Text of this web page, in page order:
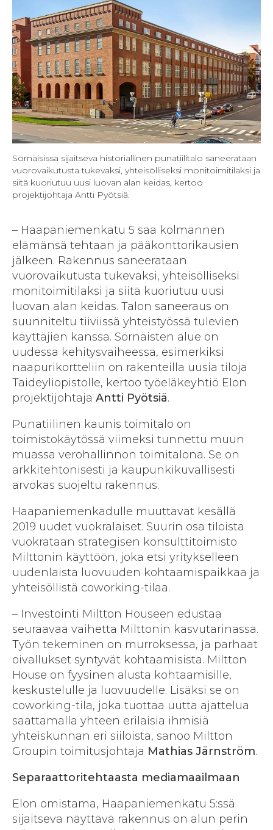
Sörnäisissä sijaitseva historiallinen punatiilitalo saneerataan
vuorovaikutusta tukevaksi, yhteisölliseksi monitoimitilaksi ja
siitä kuoriutuu uusi luovan alan keidas, kertoo
projektijohtaja Antti Pyötsiä.
– Haapaniemenkatu 5 saa kolmannen
elämänsä tehtaan ja pääkonttorikausien
jälkeen. Rakennus saneerataan
vuorovaikutusta tukevaksi, yhteisölliseksi
monitoimitilaksi ja siitä kuoriutuu uusi
luovan alan keidas. Talon saneeraus on
suunniteltu tiiviissä yhteistyössä tulevien
käyttäjien kanssa. Sörnäisten alue on
uudessa kehitysvaiheessa, esimerkiksi
naapurikortteliin on rakenteilla uusia tiloja
Taideyliopistolle, kertoo työeläkeyhtiö Elon
projektijohtaja Antti Pyötsiä.
Punatiilinen kaunis toimitalo on
toimistokäytössä viimeksi tunnettu muun
muassa verohallinnon toimitalona. Se on
arkkitehtonisesti ja kaupunkikuvallisesti
arvokas suojeltu rakennus.
Haapaniemenkadulle muuttavat kesällä
2019 uudet vuokralaiset. Suurin osa tiloista
vuokrataan strategisen konsulttitoimisto
Milttonin käyttöön, joka etsi yritykselleen
uudenlaista luovuuden kohtaamispaikkaa ja
yhteisöllistä coworking-tilaa.
– Investointi Miltton Houseen edustaa
seuraavaa vaihetta Milttonin kasvutarinassa.
Työn tekeminen on murroksessa, ja parhaat
oivallukset syntyvät kohtaamisista. Miltton
House on fyysinen alusta kohtaamisille,
keskustelulle ja luovuudelle. Lisäksi se on
coworking-tila, joka tuottaa uutta ajattelua
saattamalla yhteen erilaisia ihmisiä
yhteiskunnan eri siiloista, sanoo Miltton
Groupin toimitusjohtaja Mathias Järnström.
Separaattoritehtaasta mediamaailmaan
Elon omistama, Haapaniemenkatu 5:ssä
sijaitseva näyttävä rakennus on alun perin